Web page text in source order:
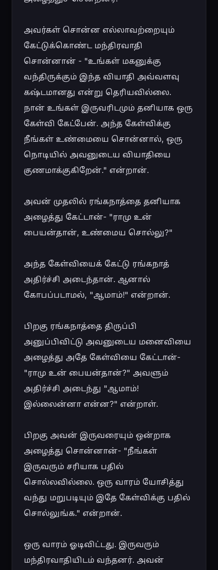
அவர்கள் சொன்ன எல்லாவற்றையும்
கேட்டுக்கொண்ட மந்திரவாதி
சொன்னான் - "உங்கள் மகனுக்கு
வந்திருக்கும் இந்த வியாதி அவ்வளவு
கஷ்டமானது என்று தெரியவில்லை.
நான் உங்கள் இருவரிடமும் தனியாக ஒரு
கேள்வி கேட்பேன். அந்த கேள்விக்கு
நீங்கள் உண்மையை சொன்னால், ஒரு
நொடியில் அவனுடைய வியாதியை
குணமாக்குகிறேன்." என்றான்.
அவன் முதலில் ரங்கநாத்தை தனியாக
அழைத்து கேட்டான்- "ராமு உன்
பையன்தான், உண்மைய சொல்லு?"
அந்த கேள்வியைக் கேட்டு ரங்கநாத்
அதிர்ச்சி அடைந்தான். ஆனால்
கோபப்படாமல், "ஆமாம்!" என்றான்.
பிறகு ரங்கநாத்தை திருப்பி
அனுப்பிவிட்டு அவனுடைய மனைவியை
அழைத்து அதே கேள்வியை கேட்டான்-
"ராமு உன் பையன்தான்?" அவளும்
அதிர்ச்சி அடைந்து "ஆமாம்!
இல்லைன்னா என்ன?" என்றாள்.
பிறகு அவன் இருவரையும் ஒன்றாக
அழைத்து சொன்னான்- "நீங்கள்
இருவரும் சரியாக பதில்
சொல்லவில்லை. ஒரு வாரம் யோசித்து
வந்து மறுபடியும் இதே கேள்விக்கு பதில்
சொல்லுங்க." என்றான்.
ஒரு வாரம் ஓடிவிட்டது. இருவரும்
மந்திரவாதியிடம் வந்தனர். அவன்